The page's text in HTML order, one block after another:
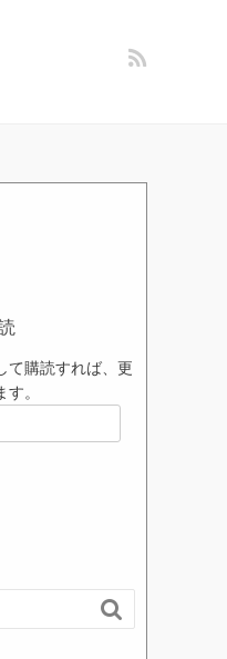
て購読すれば、更
。
